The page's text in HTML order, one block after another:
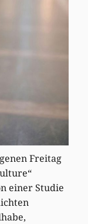
Freitag
einer Studie